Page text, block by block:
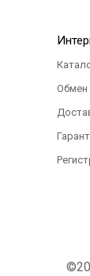
Обмен